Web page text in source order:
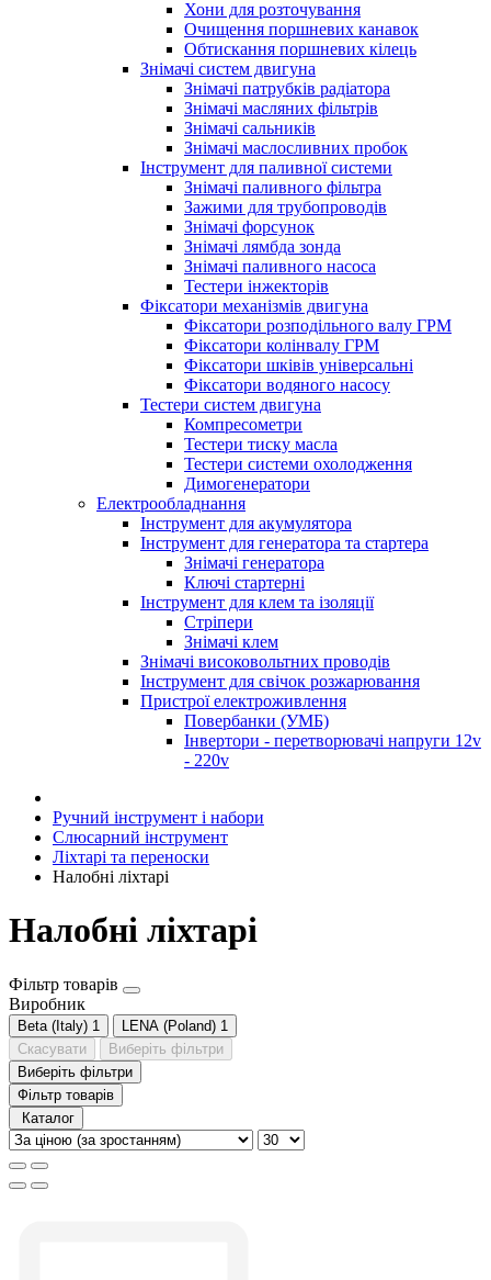
Хони для розточування
Очищення поршневих канавок
Обтискання поршневих кілець
Знімачі систем двигуна
Знімачі патрубків радіатора
Знімачі масляних фільтрів
Знімачі сальників
Знімачі маслосливних пробок
Інструмент для паливної системи
Знімачі паливного фільтра
Зажими для трубопроводів
Знімачі форсунок
Знімачі лямбда зонда
Знімачі паливного насоса
Тестери інжекторів
Фіксатори механізмів двигуна
Фіксатори розподільного валу ГРМ
Фіксатори колінвалу ГРМ
Фіксатори шківів універсальні
Фіксатори водяного насосу
Тестери систем двигуна
Компресометри
Тестери тиску масла
Тестери системи охолодження
Димогенератори
Електрообладнання
Інструмент для акумулятора
Інструмент для генератора та стартера
Знімачі генератора
Ключі стартерні
Інструмент для клем та ізоляції
Стріпери
Знімачі клем
Знімачі високовольтних проводів
Інструмент для свічок розжарювання
Пристрої електроживлення
Повербанки (УМБ)
Інвертори - перетворювачі напруги 12v
- 220v
Ручний інструмент і набори
Слюсарний інструмент
Ліхтарі та переноски
Налобні ліхтарі
Налобні ліхтарі
Фільтр товарів
Виробник
Beta (Italy) 1 LENA (Poland) 1
Скасувати
Виберіть фільтри
Виберіть фільтри
Фільтр товарів
Каталог